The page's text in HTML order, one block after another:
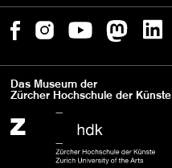
Das Museum der
Zürcher Hochschule der Künste